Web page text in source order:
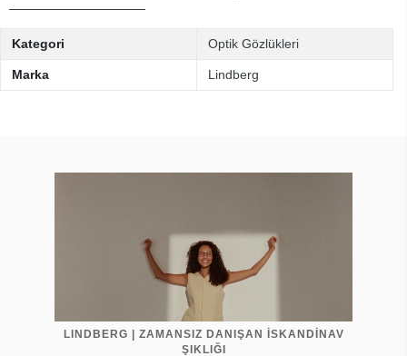
Kategori Optik Gözlükleri
Marka Lindberg
LINDBERG | ZAMANSIZ DANIŞAN İSKANDİNAV
ŞIKLIĞI